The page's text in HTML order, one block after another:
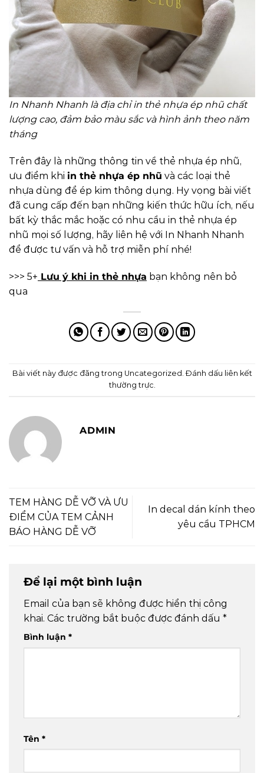
In Nhanh Nhanh là địa chỉ in thẻ nhựa ép nhũ chất
lượng cao, đảm bảo màu sắc và hình ảnh theo năm
tháng
Trên đây là những thông tin về thẻ nhựa ép nhũ,
ưu điểm khi in thẻ nhựa ép nhũ và các loại thẻ
nhựa dùng để ép kim thông dụng. Hy vọng bài viết
đã cung cấp đến bạn những kiến thức hữu ích, nếu
bất kỳ thắc mắc hoặc có nhu cầu in thẻ nhựa ép
nhũ mọi số lượng, hãy liên hệ với In Nhanh Nhanh
để được tư vấn và hỗ trợ miễn phí nhé!
>>> 5+ Lưu ý khi in thẻ nhựa bạn không nên bỏ
qua
Bài viết này được đăng trong Uncategorized . Đánh dấu liên kết
thường trực.
ADMIN
TEM HÀNG DỄ VỠ VÀ ƯU
ĐIỂM CỦA TEM CẢNH
BÁO HÀNG DỄ VỠ
In decal dán kính theo
yêu cầu TPHCM
Để lại một bình luận
Email của bạn sẽ không được hiển thị công
khai. Các trường bắt buộc được đánh dấu *
Bình luận *
Tên *